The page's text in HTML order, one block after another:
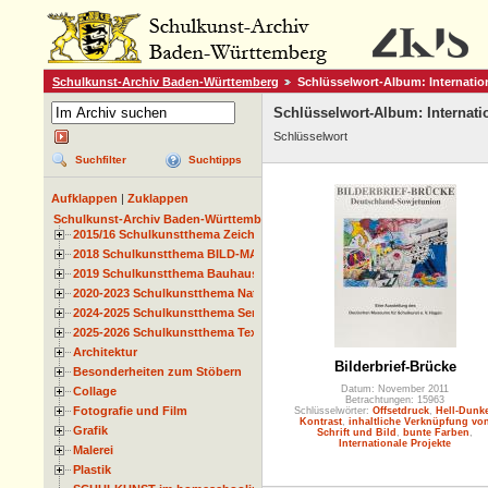
Schulkunst-Archiv Baden-Württemberg Schlüsselwort-Album:
Suchfilter Suchtipps
Aufklappen
Zuklappen
Schulkunst-Archiv Baden-Württemberg
2015/16 Schulkunstthema Zeichnen
2018 Schulkunstthema BILD-MATERIAL-OBJEKT
2019 Schulkunstthema Bauhaus
2020-2023 Schulkunstthema Natur und Zeit
2024-2025 Schulkunstthema Serie
2025-2026 Schulkunstthema Textil
Architektur
Besonderheiten zum Stöbern
Collage
Fotografie und Film
Grafik
Malerei
Plastik
Schlüsselwort-Album:
Schlüsselwort
Bilderbrief-Brücke
Datum: November 2011
Betrachtungen: 15963
Schlüsselwörter: Offsetdruck,
Hell-
Kontrast inhaltliche Verknüpfung
Schrift und Bild
bunte Farben
Internationale Projekte